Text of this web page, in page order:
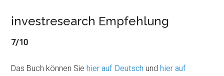
investresearch Empfehlung
7/10
Das Buch können Siehier auf Deutsch undhier auf